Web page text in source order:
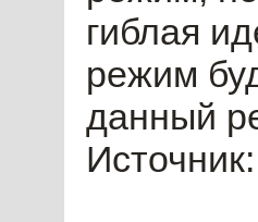
гиблая
режим
данный